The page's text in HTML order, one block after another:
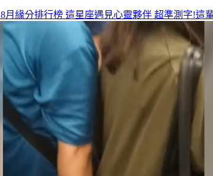
8月緣分排行榜 這星座遇見心靈夥伴 超準測字!這